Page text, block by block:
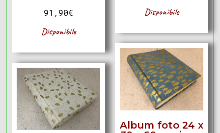
91,90€
Disponibile
Disponibile
Album foto 24 x